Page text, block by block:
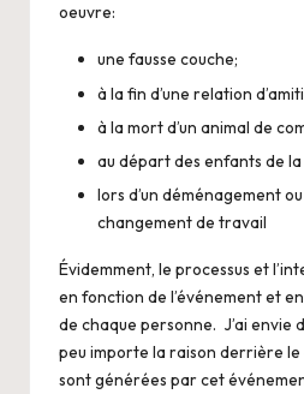
oeuvre:
une fausse couche;
à la fin d’une relation
à la mort d’un animal de
au départ des enfants de la
lors d’un déménagement ou
changement de travail
Évidemment, le processus et
en fonction de l’événement et
de chaque personne. J’ai envie
peu importe la raison derrière le
sont générées par cet